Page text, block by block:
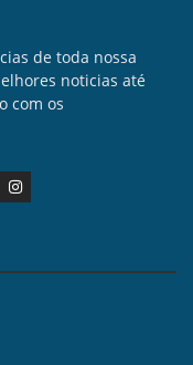
de toda nossa
noticias até
com os